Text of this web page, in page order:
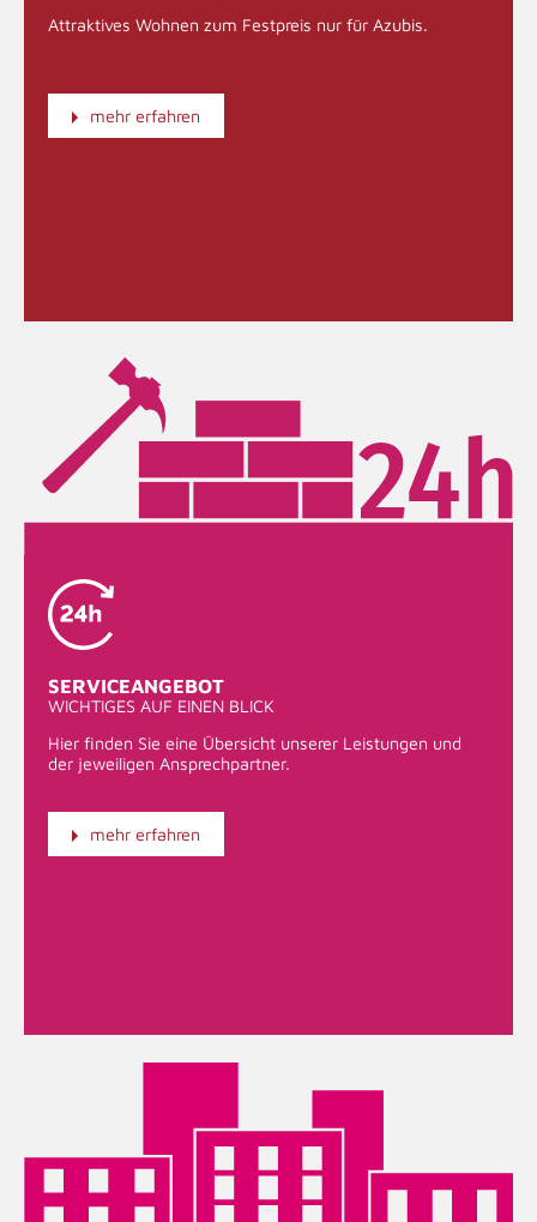
Attraktives Wohnen zum Festpreis nur für Azubis.
mehr erfahren
SERVICEANGEBOT
WICHTIGES AUF EINEN BLICK
Hier finden Sie eine Übersicht unserer Leistungen und
der jeweiligen Ansprechpartner.
mehr erfahren